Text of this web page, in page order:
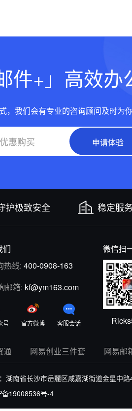
件+」高效办
，我们会有专业的咨询顾问及时为
申请体验
护极致安全 稳定服
们
热线: 400-0908-163
邮箱: kf@ym163.com
号 官方微博 客服会话
微信扫
通 网易创业三件套 网易邮
湖南省长沙市岳麓区咸嘉湖街道金星中
备19008536号-4